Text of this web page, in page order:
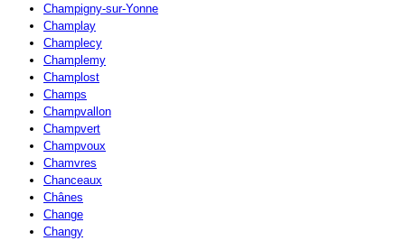
Champigny-sur-Yonne
Champlay
Champlecy
Champlemy
Champlost
Champs
Champvallon
Champvert
Champvoux
Chamvres
Chanceaux
Chânes
Change
Changy